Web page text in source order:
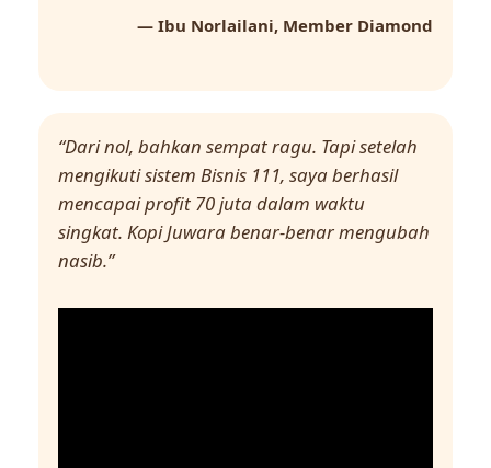
— Ibu Norlailani, Member Diamond
“Dari nol, bahkan sempat ragu. Tapi setelah
mengikuti sistem Bisnis 111, saya berhasil
mencapai profit 70 juta dalam waktu
singkat. Kopi Juwara benar-benar mengubah
nasib.”